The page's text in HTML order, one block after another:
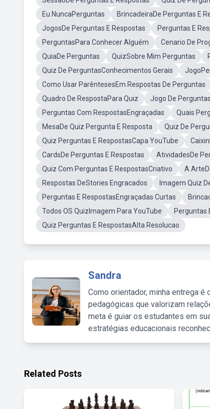
Eu NuncaPerguntas
BrincadeiraDe Perguntas E
JogosDe Perguntas E Respostas
Perguntas E
PerguntasPara Conhecer Alguém
Cenario De
QuiaDe Perguntas
QuizSobre Mim Perguntas
Quiz De PerguntasConhecimentos Gerais
Como Usar ParêntesesEm Respostas De Perguntas
Quadro De RespostaPara Quiz
Jogo De
Perguntas Com RespostasEngraçadas
Quais
MesaDe Quiz Pergunta E Resposta
Quiz De
Quiz Perguntas E RespostasCapa YouTube
CardsDe Perguntas E Respostas
AtividadesDe
Quiz Com Perguntas E RespostasCriativo
A
Respostas DeStories Engracados
Imagem Quiz
Perguntas E RespostasEngraçadas Curtas
Todos OS QuizImagem Para YouTube
Perguntas
Quiz Perguntas E RespostasAlta Resolucao
Sandra
Como orientador, minha entrega
pedagógicas que valorizam
meta é guiar os estudantes em
estratégias educacionais
Related Posts